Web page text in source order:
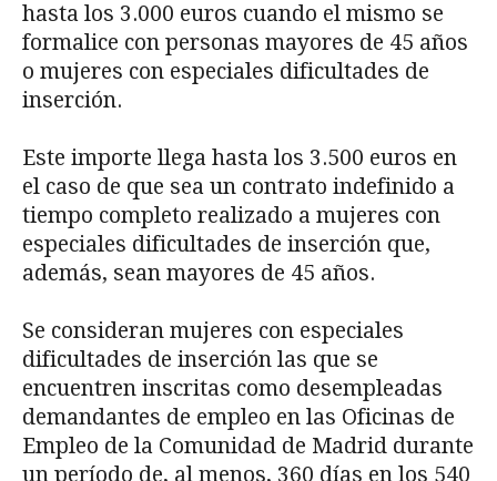
hasta los 3.000 euros cuando el mismo se
formalice con personas mayores de 45 años
o mujeres con especiales dificultades de
inserción.
Este importe llega hasta los 3.500 euros en
el caso de que sea un contrato indefinido a
tiempo completo realizado a mujeres con
especiales dificultades de inserción que,
además, sean mayores de 45 años.
Se consideran mujeres con especiales
dificultades de inserción las que se
encuentren inscritas como desempleadas
demandantes de empleo en las Oficinas de
Empleo de la Comunidad de Madrid durante
un período de, al menos, 360 días en los 540